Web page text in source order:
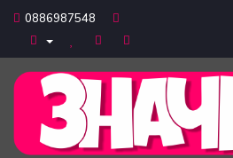
0886987548
Едноцветни
Надписи